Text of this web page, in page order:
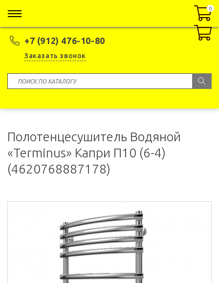
+7 (912) 476-10-80
Заказать звонок
0
0
Полотенцесушитель Водяной
«Terminus» Капри П10 (6-4)
(4620768887178)